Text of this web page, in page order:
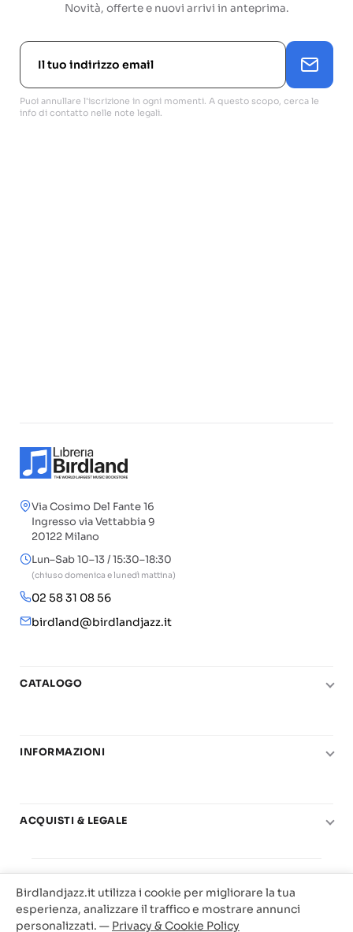
Novità, offerte e nuovi arrivi in anteprima.
Puoi annullare l'iscrizione in ogni momenti. A questo scopo, cerca le
info di contatto nelle note legali.
Via Cosimo Del Fante 16
Ingresso via Vettabbia 9
20122 Milano
Lun–Sab 10–13 / 15:30–18:30
(chiuso domenica e lunedì mattina)
02 58 31 08 56
birdland@birdlandjazz.it
CATALOGO
Chitarra
Basi play-along
Offerte
INFORMAZIONI
Carta del Docente
ACQUISTI & LEGALE
Privacy & Cookie
Birdland Milano. P.Iva 12093700156
Web Agency Milano
Birdlandjazz.it utilizza i cookie per migliorare la tua
esperienza, analizzare il traffico e mostrare annunci
personalizzati. — Privacy & Cookie Policy